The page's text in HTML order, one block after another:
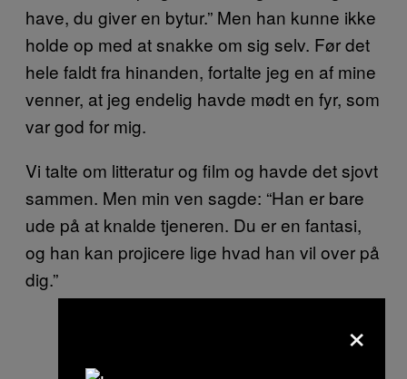
have, du giver en bytur.” Men han kunne ikke
holde op med at snakke om sig selv. Før det
hele faldt fra hinanden, fortalte jeg en af mine
venner, at jeg endelig havde mødt en fyr, som
var god for mig.
Vi talte om litteratur og film og havde det sjovt
sammen. Men min ven sagde: “Han er bare
ude på at knalde tjeneren. Du er en fantasi,
og han kan projicere lige hvad han vil over på
dig.”
×